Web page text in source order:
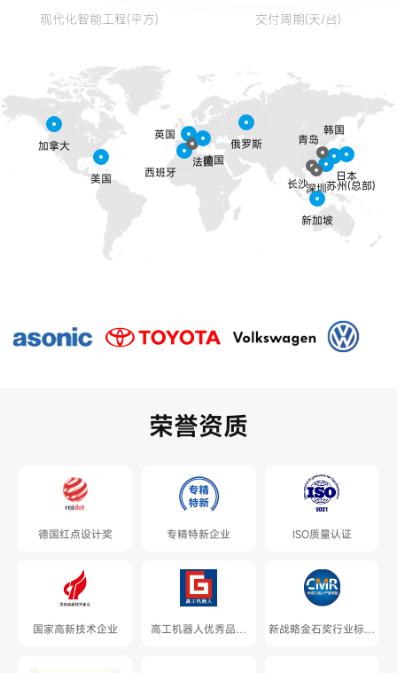
现代化智能工程(平方) 交付周期(天/台)
加拿大
美国 西班牙
英国
法国德国
俄罗斯
韩国
苏州(总部)
青岛
长沙深圳
新加坡
日本
荣誉资质
德国红点设计奖 专精特新企业 ISO质量认证
国家高新技术企业
高工机器人优秀品牌
新战略金石奖行业标杆